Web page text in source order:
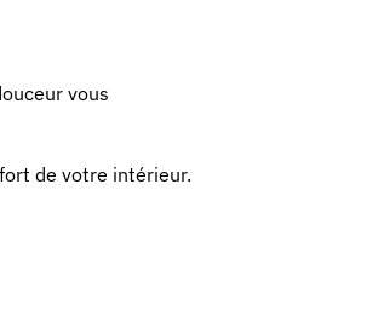
vous
de votre intérieur.